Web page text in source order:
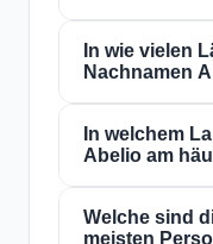
Derzeit gibt es
dem
etwa 1 von
Welt diesen
Ländern
Verbreitung
In wie vielen
Nachnamen
Der Nachname
ganzen Welt
einen
Präsenz in
In welchem
Abelio am
Der Nachname
Welche sind
meisten